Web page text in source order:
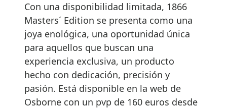
Con una disponibilidad limitada, 1866
Masters´ Edition se presenta como una
joya enológica, una oportunidad única
para aquellos que buscan una
experiencia exclusiva, un producto
hecho con dedicación, precisión y
pasión. Está disponible en la web de
Osborne con un pvp de 160 euros desde